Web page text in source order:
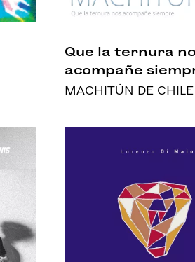
Que la ternura
acompañe
MACHITÚN DE CHILE